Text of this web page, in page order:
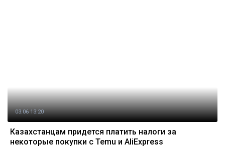
03.06 13:20
Казахстанцам придется платить налоги за
некоторые покупки с Temu и AliExpress